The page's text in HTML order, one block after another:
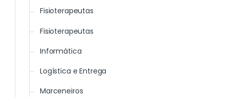
Fisioterapeutas
Fisioterapeutas
Informática
Logística e Entrega
Marceneiros